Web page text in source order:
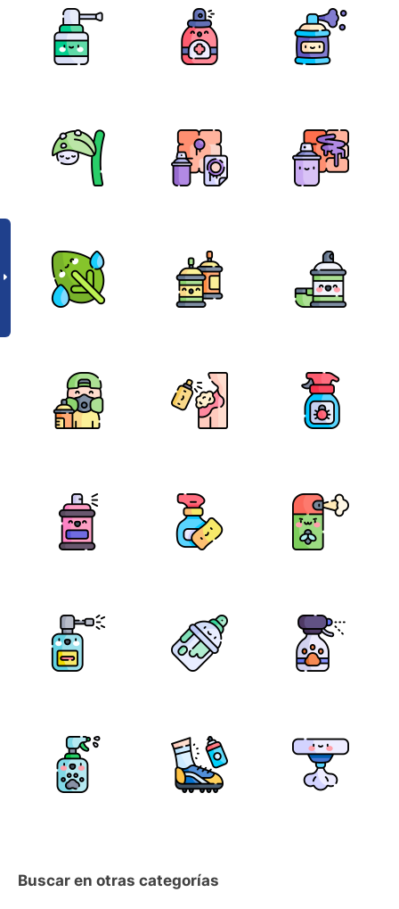
Buscar en otras categorías